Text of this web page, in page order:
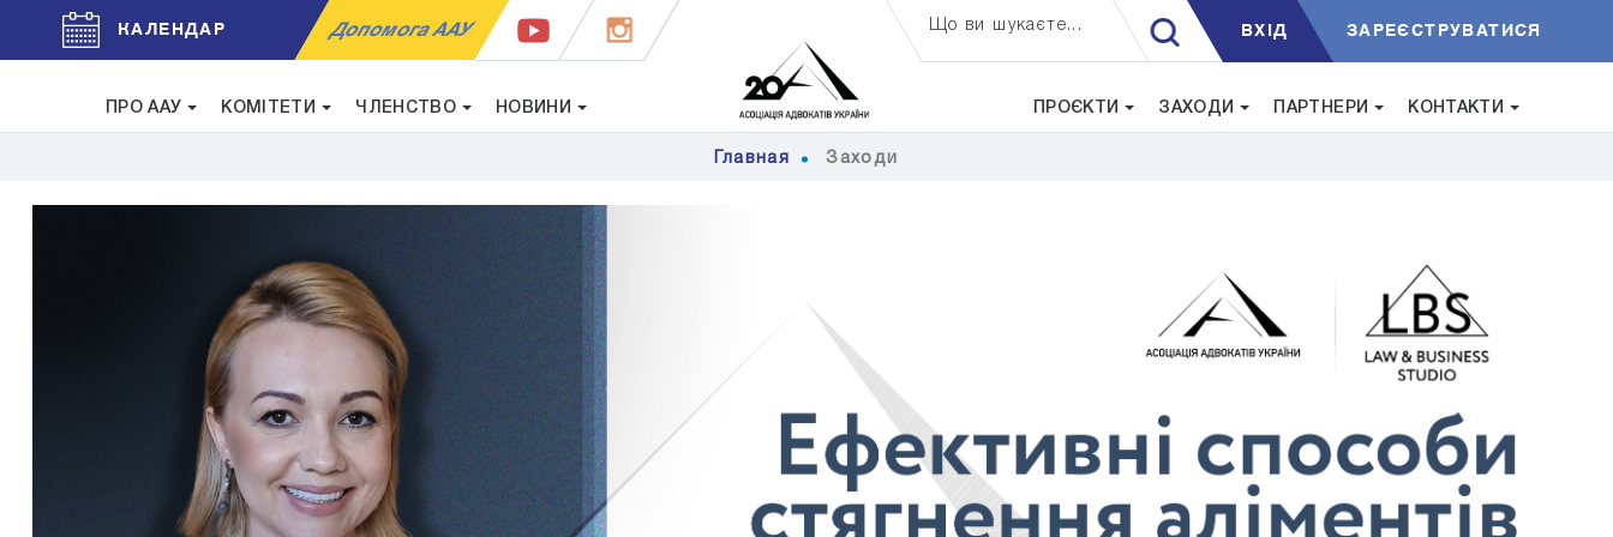
КАЛЕНДАР Допомога ААУ Що ви шукаєте... ВXIД ЗАРЕЄСТРУВАТИСЯ
ПРО ААУ КОМІТЕТИ ЧЛЕНСТВО НОВИНИ ПРОЄКТИ ЗАХОДИ ПАРТНЕРИ КОНТАКТИ
Главная Заходи